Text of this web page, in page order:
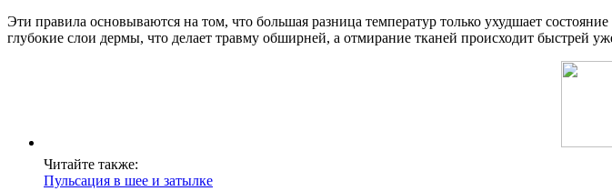
Эти правила основываются на том, что большая разница температур только ухудшает
глубокие слои дермы, что делает травму обширней, а отмирание тканей происходит быстрей
Читайте также:
Пульсация в шее и затылке